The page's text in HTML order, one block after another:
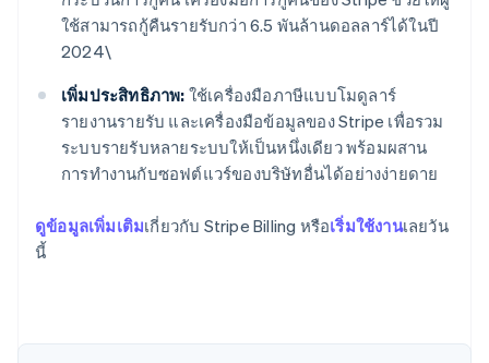
ใช้สามารถกู้คืนรายรับกว่า 6.5 พันล้านดอลลาร์ได้ในปี
2024\
เพิ่มประสิทธิภาพ: ใช้เครื่องมือภาษีแบบโมดูลาร์
รายงานรายรับ และเครื่องมือข้อมูลของ Stripe เพื่อรวม
ระบบรายรับหลายระบบให้เป็นหนึ่งเดียว พร้อมผสาน
การทำงานกับซอฟต์แวร์ของบริษัทอื่นได้อย่างง่ายดาย
ดูข้อมูลเพิ่มเติมเกี่ยวกับ Stripe Billing หรือเริ่มใช้งานเลยวัน
นี้
กรีซ
เขตบริหารพิเศษฮ่องกง ประเทศจีน